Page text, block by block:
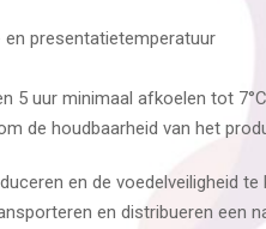
presentatietemperatuur
5 uur minimaal afkoelen tot
de houdbaarheid van het
en de voedelveiligheid
en distribueren een